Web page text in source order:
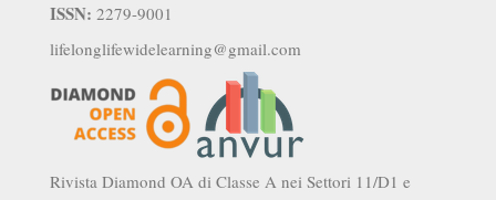
ISSN: 2279-9001
lifelonglifewidelearning@gmail.com
Rivista Diamond OA di Classe A nei Settori 11/D1 e